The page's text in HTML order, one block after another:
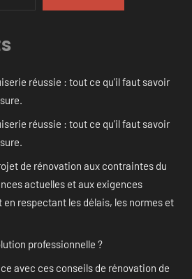
réussie : tout ce qu’il faut savoir
réussie : tout ce qu’il faut savoir
de rénovation aux contraintes du
actuelles et aux exigences
respectant les délais, les normes et
professionnelle ?
avec ces conseils de rénovation de